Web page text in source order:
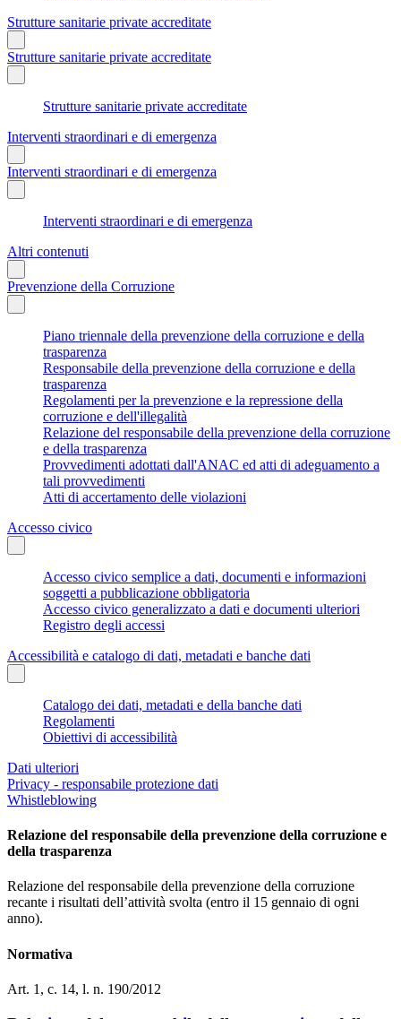
Strutture sanitarie private accreditate
Strutture sanitarie private accreditate
Strutture sanitarie private accreditate
Interventi straordinari e di emergenza
Interventi straordinari e di emergenza
Interventi straordinari e di emergenza
Altri contenuti
Prevenzione della Corruzione
Piano triennale della prevenzione della corruzione e della
trasparenza
Responsabile della prevenzione della corruzione e della
trasparenza
Regolamenti per la prevenzione e la repressione della
corruzione e dell'illegalità
Relazione del responsabile della prevenzione della corruzione
e della trasparenza
Provvedimenti adottati dall'ANAC ed atti di adeguamento a
tali provvedimenti
Atti di accertamento delle violazioni
Accesso civico
Accesso civico semplice a dati, documenti e informazioni
soggetti a pubblicazione obbligatoria
Accesso civico generalizzato a dati e documenti ulteriori
Registro degli accessi
Accessibilità e catalogo di dati, metadati e banche dati
Catalogo dei dati, metadati e della banche dati
Regolamenti
Obiettivi di accessibilità
Dati ulteriori
Privacy - responsabile protezione dati
Whistleblowing
Relazione del responsabile della prevenzione della corruzione e
della trasparenza
Relazione del responsabile della prevenzione della corruzione
recante i risultati dell’attività svolta (entro il 15 gennaio di ogni
anno).
Normativa
Art. 1, c. 14, l. n. 190/2012